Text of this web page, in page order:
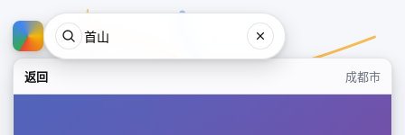
返回 成都市